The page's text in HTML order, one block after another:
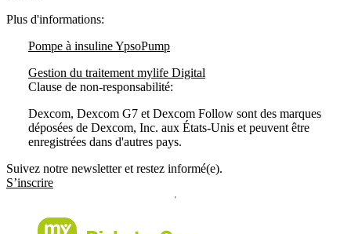
Plus d'informations:
Pompe à insuline YpsoPump
Gestion du traitement mylife Digital
Clause de non-responsabilité:
Dexcom, Dexcom G7 et Dexcom Follow sont des marques
déposées de Dexcom, Inc. aux États-Unis et peuvent être
enregistrées dans d'autres pays.
Suivez notre newsletter et restez informé(e).
S’inscrire